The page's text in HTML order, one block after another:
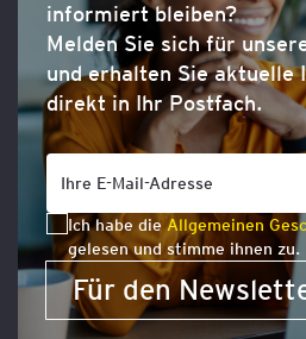
informiert bleiben?
Melden Sie sich für
und erhalten Sie aktuelle
direkt in Ihr Postfach.
Ich habe dieAllgemeinen
gelesen und stimme ihnen zu.
Für den